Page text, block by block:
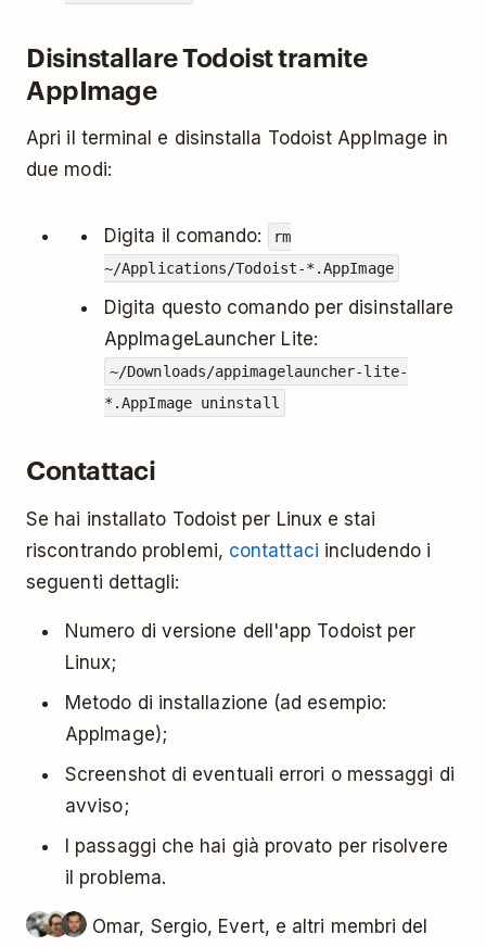
Disinstallare Todoist tramite
AppImage
Apri il terminal e disinstalla Todoist AppImage in
due modi:
Digita il comando:
rm
~/Applications/Todoist-*.AppImage
Digita questo comando per disinstallare
AppImageLauncher Lite:
~/Downloads/appimagelauncher-lite-
*.AppImage uninstall
Contattaci
Se hai installato Todoist per Linux e stai
riscontrando problemi, contattaci includendo i
seguenti dettagli:
Numero di versione dell'app Todoist per
Linux;
Metodo di installazione (ad esempio:
AppImage);
Screenshot di eventuali errori o messaggi di
avviso;
I passaggi che hai già provato per risolvere
il problema.
Omar, Sergio, Evert, e altri membri del